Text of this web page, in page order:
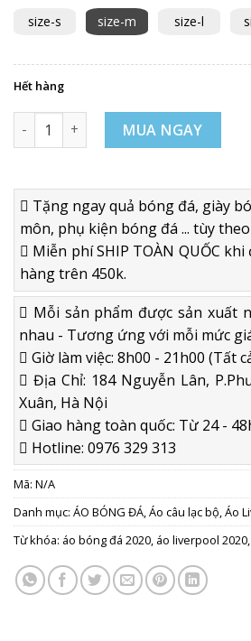
size-s
size-m size-l
Hết hàng
Áo bóng đá Liverpool 2019 2020
MUA NGAY
Tặng ngay quả bóng đá, giày
môn, phụ kiện bóng đá ... tùy
Miễn phí SHIP TOÀN QUỐC
hàng trên 450k.
Mỗi sản phẩm được sản xuất
nhau - Tương ứng với mỗi mức
Giờ làm việc: 8h00 - 21h00 (Tất
Địa Chỉ: 184 Nguyễn Lân,
Xuân, Hà Nội
Giao hàng toàn quốc: Từ 24 -
Hotline: 0976 329 313
Mã: N/A
Danh mục: ÁO BÓNG ĐÁ,Áo câu lạc bộ,Áo
Từ khóa: áo bóng đá 2020, áo liverpool 2020,